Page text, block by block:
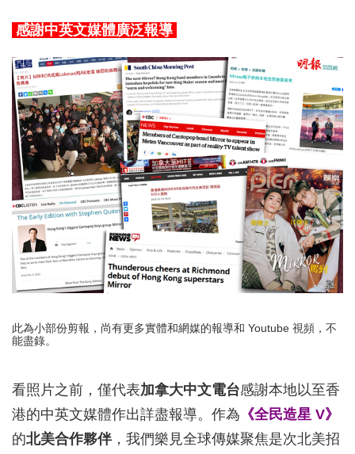
感謝中英文媒體廣泛報導
此為小部份剪報，尚有更多實體和網媒的報導和 Youtube 視頻，不
能盡錄。
看照片之前，僅代表加拿大中文電台感謝本地以至香
港的中英文媒體作出詳盡報導。作為 《全民造星 V》
的北美合作夥伴，我們樂見全球傳媒聚焦是次北美招